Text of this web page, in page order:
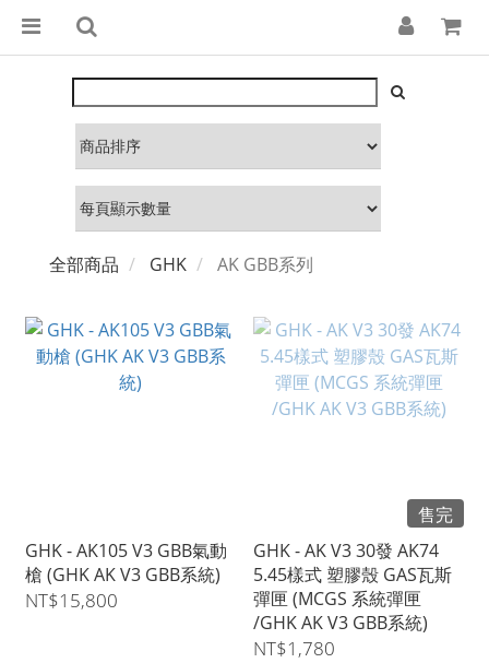
全部商品 GHK AK GBB系列
GHK - AK105 V3 GBB氣動
槍 (GHK AK V3 GBB系統)
NT$15,800
售完
GHK - AK V3 30發 AK74
5.45樣式 塑膠殼 GAS瓦斯
彈匣 (MCGS 系統彈匣
/GHK AK V3 GBB系統)
NT$1,780